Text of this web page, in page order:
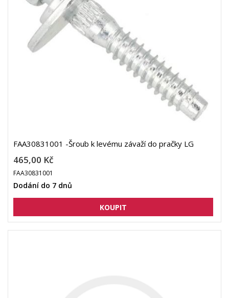
FAA30831001 -Šroub k levému závaží do pračky LG
465,00 Kč
FAA30831001
Dodání do 7 dnů